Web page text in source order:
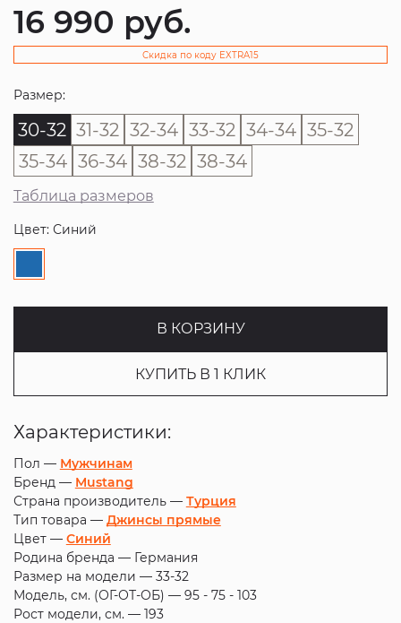
16 990 руб.
Скидка по коду EXTRA15
Размер:
30-32 31-32 32-34 33-32 34-34 35-32
35-34 36-34 38-32 38-34
Таблица размеров
Цвет: Синий
В КОРЗИНУ
КУПИТЬ В 1 КЛИК
Характеристики:
Пол — Мужчинам
Бренд — Mustang
Страна производитель — Турция
Тип товара — Джинсы прямые
Цвет — Синий
Родина бренда — Германия
Размер на модели — 33-32
Модель, см. (ОГ-ОТ-ОБ) — 95 - 75 - 103
Рост модели, см. — 193